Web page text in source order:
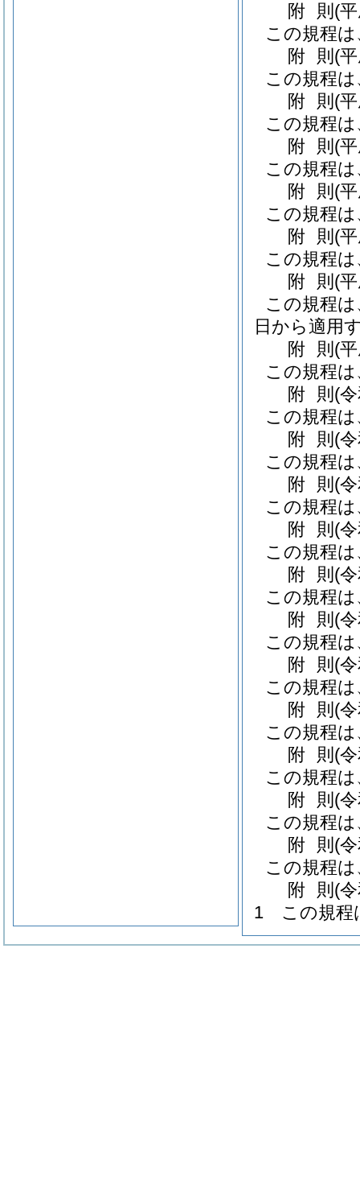
附 則 (
この規程
附 則 (
この規程
附 則 (
この規程
附 則 (
この規程
附 則 (
この規程
附 則 (
この規程
附 則 (
この規程
日から適用
附 則 (
この規程
附 則 (
この規程
附 則 (
この規程
附 則 (
この規程
附 則 (
この規程
附 則 (
この規程
附 則 (
この規程
附 則 (
この規程
附 則 (
この規程
附 則 (
この規程
附 則 (
この規程
附 則 (
この規程
附 則 (
1
この規程